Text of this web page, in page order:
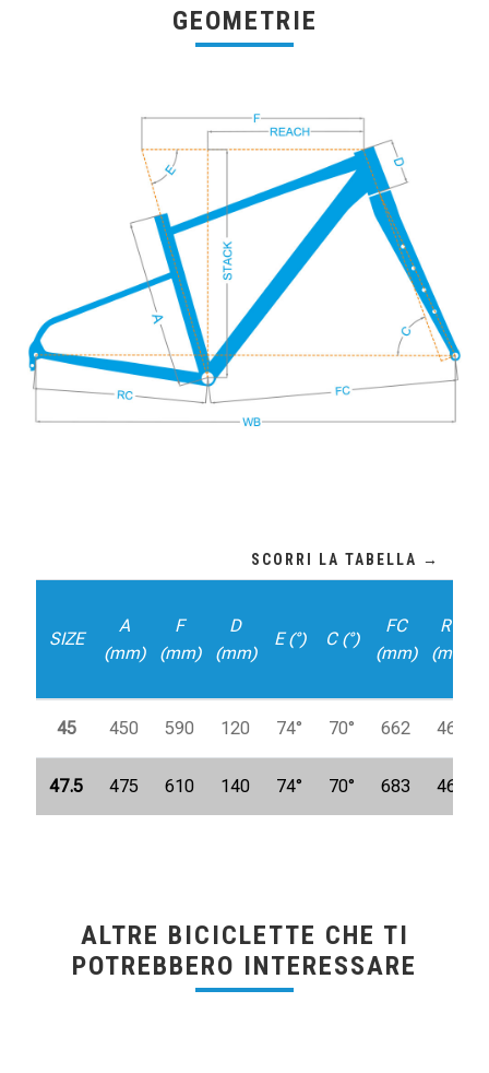
GEOMETRIE
SIZE
A
(mm)
F
(mm)
D
(mm)
E (°) C (°)
FC
(mm)
RC
(mm)
45 450 590 120 74° 70° 662 460
47.5 475 610 140 74° 70° 683 460
ALTRE BICICLETTE CHE TI
POTREBBERO INTERESSARE